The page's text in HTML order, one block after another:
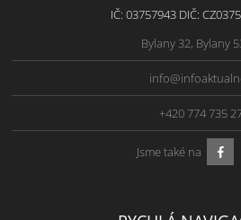
IČ: 03757943 DIČ:
Bylany 32, Bylany
+420 774 735
Jsme také na